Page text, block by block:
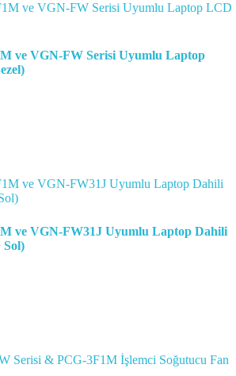
ve VGN-FW Serisi Uyumlu Laptop
ve VGN-FW31J Uyumlu Laptop Dahili
Sol)